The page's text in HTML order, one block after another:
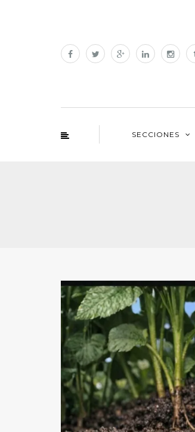
SECCIONES